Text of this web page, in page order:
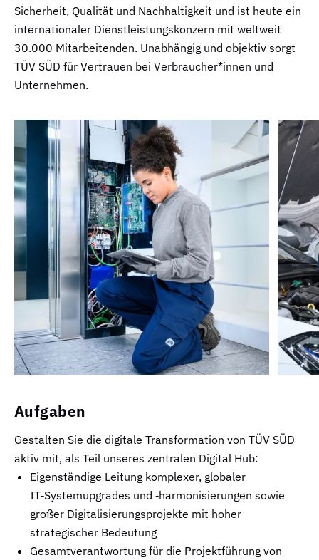
Sicherheit, Qualität und Nachhaltigkeit und ist heute ein
internationaler Dienstleistungskonzern mit weltweit
30.000 Mitarbeitenden. Unabhängig und objektiv sorgt
TÜV SÜD für Vertrauen bei Verbraucher*innen und
Unternehmen.
Aufgaben
Gestalten Sie die digitale Transformation von TÜV SÜD
aktiv mit, als Teil unseres zentralen Digital Hub:
Eigenständige Leitung komplexer, globaler
IT‑Systemupgrades und ‑harmonisierungen sowie
großer Digitalisierungsprojekte mit hoher
strategischer Bedeutung
Gesamtverantwortung für die Projektführung von